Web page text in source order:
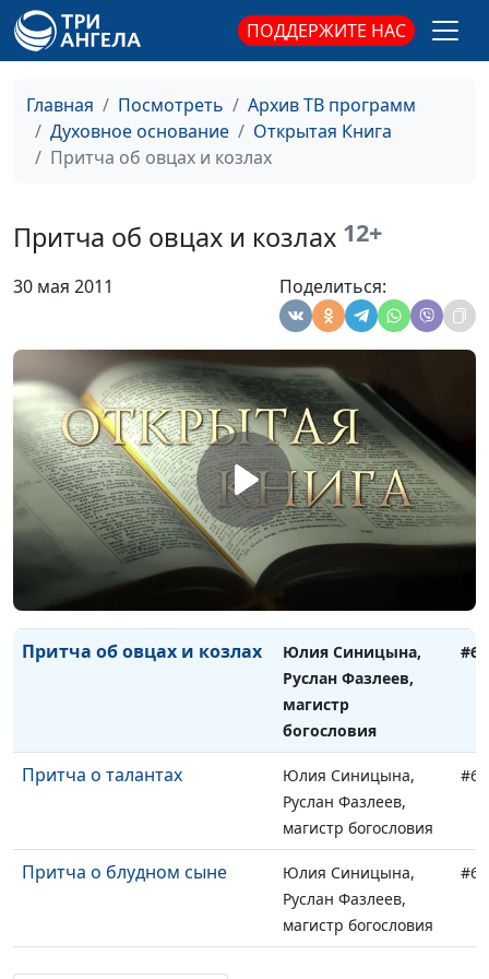
ПОДДЕРЖИТЕ НАС
Главная Посмотреть
Архив ТВ программ
Духовное основание
Открытая Книга
Притча об овцах и козлах
Притча об овцах и козлах 12+
30 мая 2011 Поделиться:
магистр богословия
Испытание Бога
Юлия Синицына,
Василий Ничик,
магистр богословия
Притча о добром
Притча о брачном пире
Руслан Фазлеев,
магистр богословия
Притча о злых и добрых
рабах
Руслан Фазлеев,
магистр богословия
Притча о десяти девах
Юлия Синицына,
Руслан Фазлеев,
магистр богословия
Притча о зарытом таланте
Юлия Синицына,
Руслан Фазлеев,
магистр богословия
Притча об овцах и козлах
Юлия Синицына,
Руслан Фазлеев,
магистр
богословия
Притча о талантах
Юлия Синицына,
Руслан Фазлеев,
магистр богословия
Притча о блудном сыне
Юлия Синицына,
Руслан Фазлеев,
магистр богословия
Притча о сокрытом